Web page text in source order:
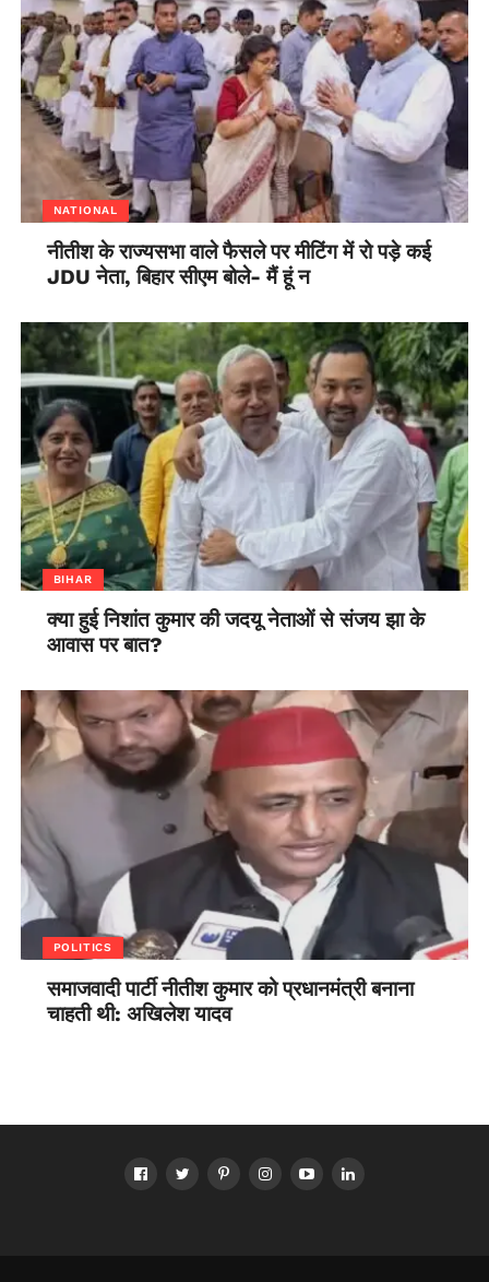
NATIONAL
नीतीश के राज्यसभा वाले फैसले पर मीटिंग में रो पड़े कई
JDU नेता, बिहार सीएम बोले- मैं हूं न
BIHAR
क्या हुई निशांत कुमार की जदयू नेताओं से संजय झा के
आवास पर बात?
POLITICS
समाजवादी पार्टी नीतीश कुमार को प्रधानमंत्री बनाना
चाहती थी: अखिलेश यादव